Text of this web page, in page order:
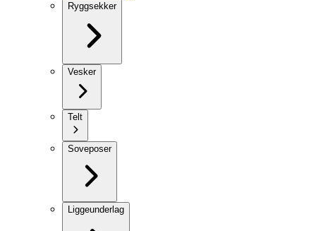
Ryggsekker
Vesker
Telt
Soveposer
Liggeunderlag